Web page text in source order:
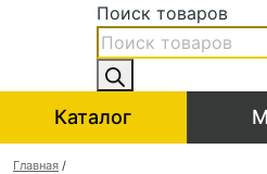
Поиск товаров
Каталог
Главная /